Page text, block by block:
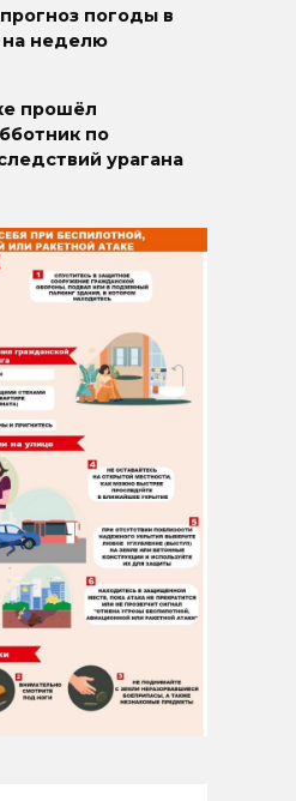
погоды в
на неделю
прошёл
по
урагана